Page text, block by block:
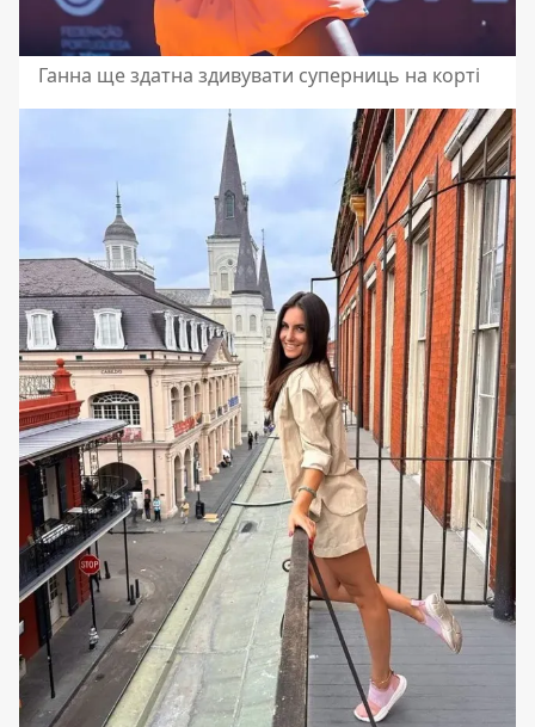
Ганна ще здатна здивувати суперниць на корті